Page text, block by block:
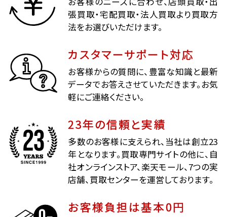
張買取・宅配買取・法人買取より買取方
法をお選びいただけます。
カスタマーサポート対応
お客様からの質問に、豊富な知識と最新
データでお答えさせていただきます。お気
軽にご連絡ください。
23年の信頼と実績
多数のお客様に支えられ、当社は創立23
年となります。買取専門サイトの他に、自
社オンラインストア、楽天モール、7つの実
店舗、買取センターを運営しております。
お客様負担は基本0円